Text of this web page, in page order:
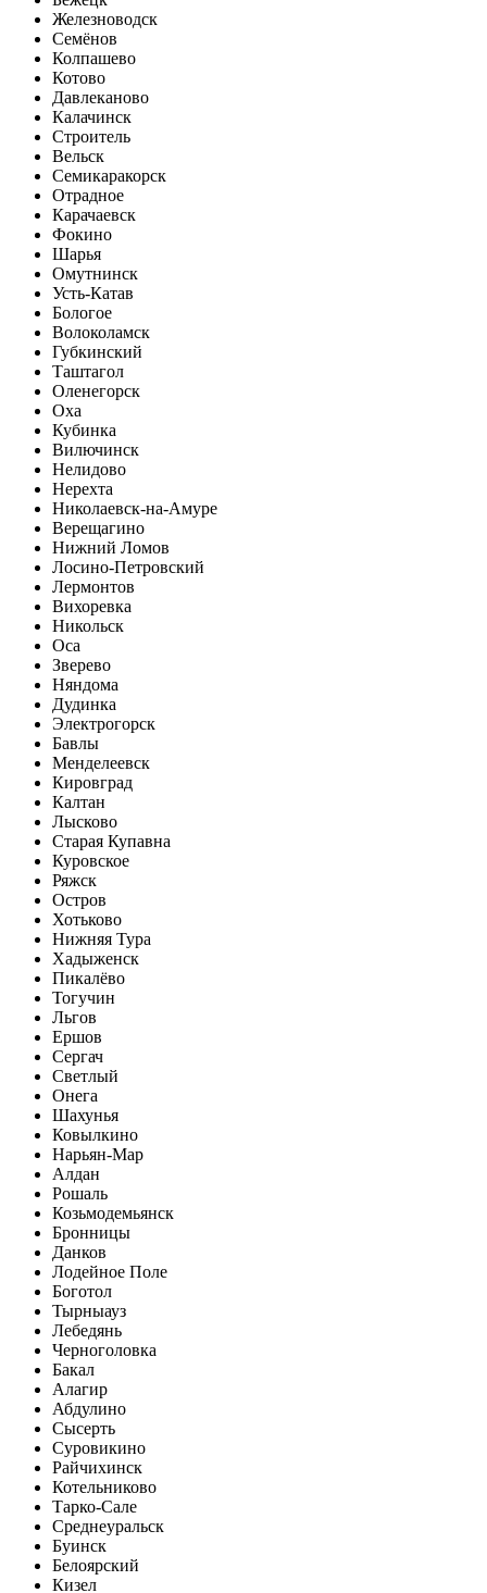
Железноводск
Семёнов
Колпашево
Котово
Давлеканово
Калачинск
Строитель
Вельск
Семикаракорск
Отрадное
Карачаевск
Фокино
Шарья
Омутнинск
Усть-Катав
Бологое
Волоколамск
Губкинский
Таштагол
Оленегорск
Оха
Кубинка
Вилючинск
Нелидово
Нерехта
Николаевск-на-Амуре
Верещагино
Нижний Ломов
Лосино-Петровский
Лермонтов
Вихоревка
Никольск
Оса
Зверево
Няндома
Дудинка
Электрогорск
Бавлы
Менделеевск
Кировград
Калтан
Лысково
Старая Купавна
Куровское
Ряжск
Остров
Хотьково
Нижняя Тура
Хадыженск
Пикалёво
Тогучин
Льгов
Ершов
Сергач
Светлый
Онега
Шахунья
Ковылкино
Нарьян-Мар
Алдан
Рошаль
Козьмодемьянск
Бронницы
Данков
Лодейное Поле
Боготол
Тырныауз
Лебедянь
Черноголовка
Бакал
Алагир
Абдулино
Сысерть
Суровикино
Райчихинск
Котельниково
Тарко-Сале
Среднеуральск
Буинск
Белоярский
Кизел